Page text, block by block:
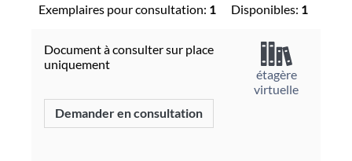
Exemplaires pour consultation: 1 Disponibles: 1
Document à consulter sur place
uniquement
Demander en consultation
étagère
virtuelle